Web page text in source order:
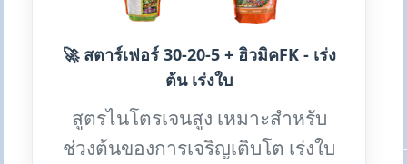
🚀 สตาร์เฟอร์ 30-20-5 + ฮิวมิคFK - เร่ง
ต้น เร่งใบ
สูตรไนโตรเจนสูง เหมาะสำหรับ
ช่วงต้นของการเจริญเติบโต เร่งใบ